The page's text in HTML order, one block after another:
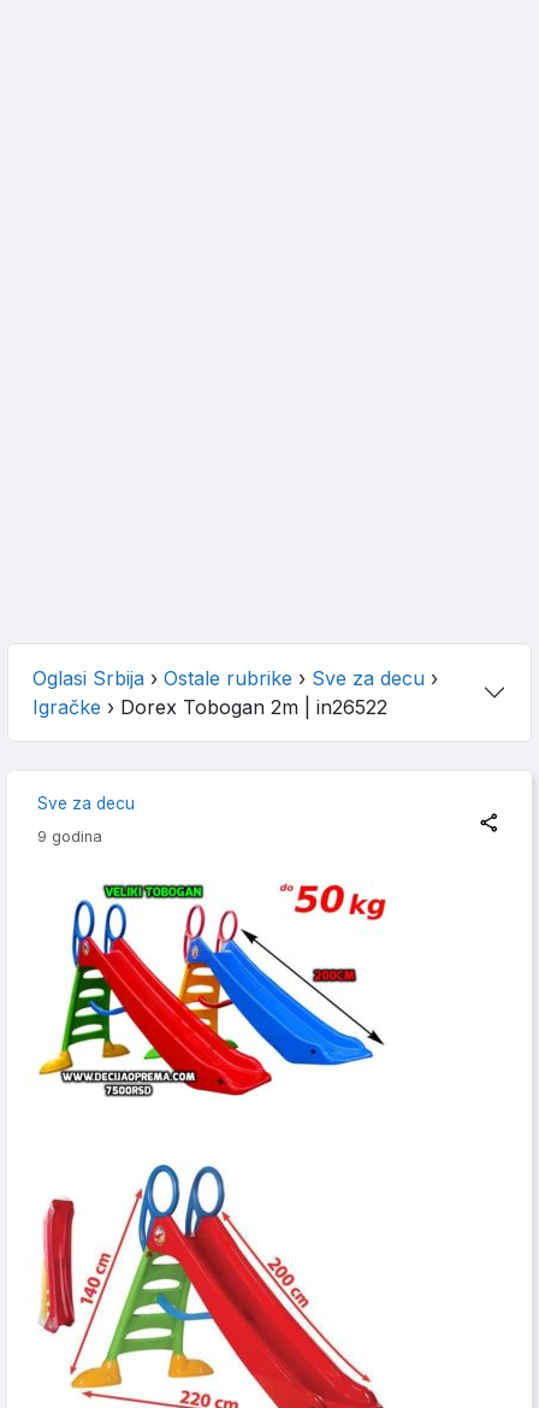
Oglasi Srbija › Ostale rubrike › Sve za decu ›
Igračke › Dorex Tobogan 2m | in26522
Sve za decu
9 godina